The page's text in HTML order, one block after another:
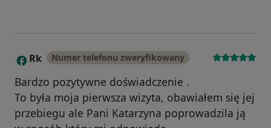
R Rk Numer telefonu zweryfikowany
Bardzo pozytywne doświadczenie .
To była moja pierwsza wizyta, obawiałem się jej
przebiegu ale Pani Katarzyna poprowadzila ją